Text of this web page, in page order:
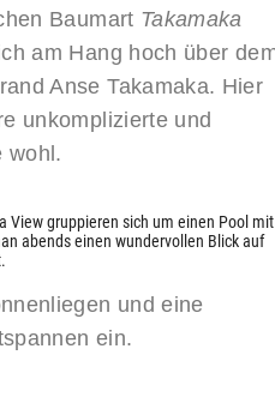
Baumart Takamaka
am Hang hoch über
Anse Takamaka. Hier
unkomplizierte und
wohl.
View gruppieren sich um einen Pool mit
abends einen wundervollen Blick auf
und eine
ein.